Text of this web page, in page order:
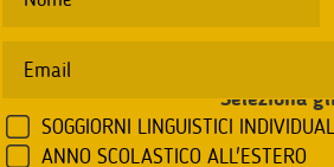
Seleziona
SOGGIORNI LINGUISTICI
ANNO SCOLASTICO ALL'ESTERO